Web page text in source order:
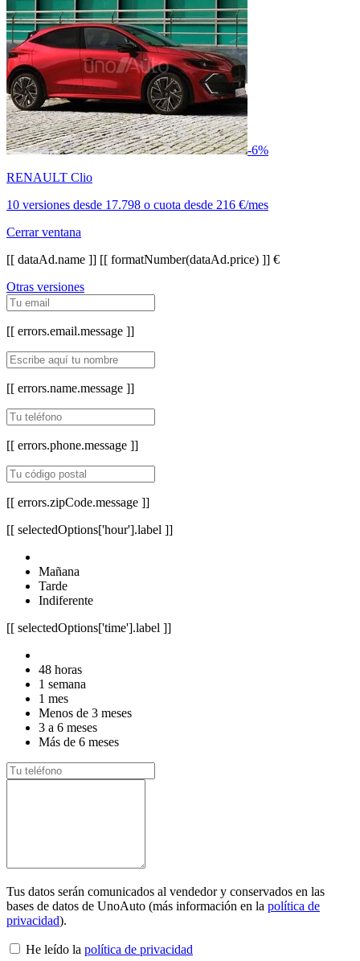
-6%
RENAULT Clio
10 versiones desde 17.798 o cuota desde 216 €/mes
Cerrar ventana
[[ dataAd.name ]] [[ formatNumber(dataAd.price) ]] €
Otras versiones
[[ errors.email.message ]]
[[ errors.name.message ]]
[[ errors.phone.message ]]
[[ errors.zipCode.message ]]
[[ selectedOptions['hour'].label ]]
Mañana
Tarde
Indiferente
[[ selectedOptions['time'].label ]]
48 horas
1 semana
1 mes
Menos de 3 meses
3 a 6 meses
Más de 6 meses
Tus datos serán comunicados al vendedor y conservados en las
bases de datos de UnoAuto (más información en la política de
privacidad).
He leído la política de privacidad